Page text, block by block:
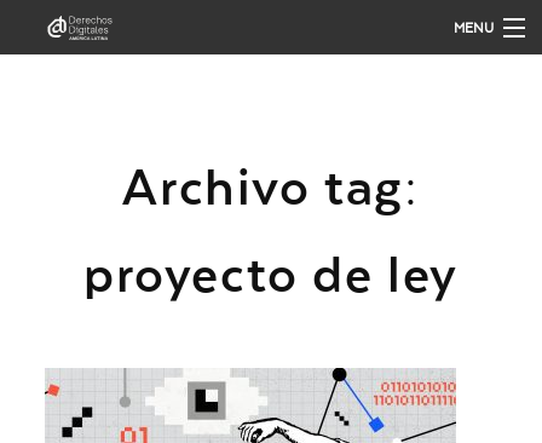
MENU
QUÉ HACEMOS
PUBLICACIONES
PARTICIPA
Archivo tag:
proyecto de ley